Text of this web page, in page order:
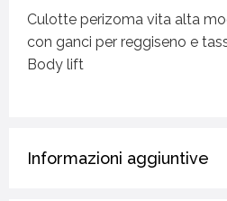
Culotte perizoma vita alta
con ganci per reggiseno e
Body lift
Informazioni aggiuntive